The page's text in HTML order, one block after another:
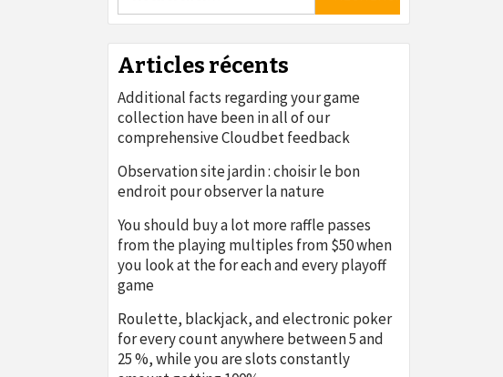
Articles récents
Additional facts regarding your game
collection have been in all of our
comprehensive Cloudbet feedback
Observation site jardin : choisir le bon
endroit pour observer la nature
You should buy a lot more raffle passes
from the playing multiples from $50 when
you look at the for each and every playoff
game
Roulette, blackjack, and electronic poker
for every count anywhere between 5 and
25 %, while you are slots constantly